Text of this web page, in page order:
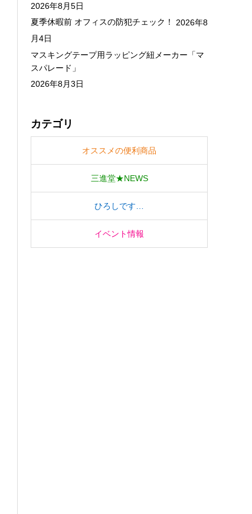
2026年8月5日
夏季休暇前 オフィスの防犯チェック！
2026年8
月4日
マスキングテープ用ラッピング紐メーカー「マ
スパレード」
2026年8月3日
カテゴリ
オススメの便利商品
三進堂★NEWS
ひろしです…
イベント情報